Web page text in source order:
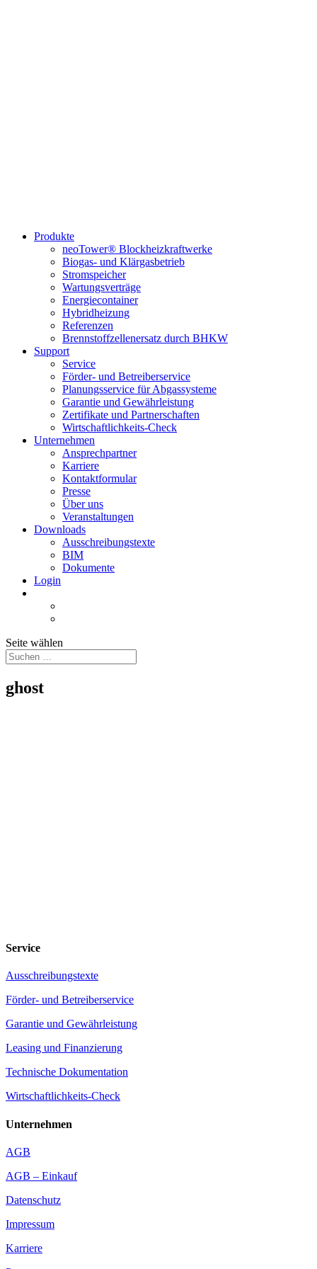
Produkte
neoTower® Blockheizkraftwerke
Biogas- und Klärgasbetrieb
Stromspeicher
Wartungsverträge
Energiecontainer
Hybridheizung
Referenzen
Brennstoffzellenersatz durch BHKW
Support
Service
Förder- und Betreiberservice
Planungsservice für Abgassysteme
Garantie und Gewährleistung
Zertifikate und Partnerschaften
Wirtschaftlichkeits-Check
Unternehmen
Ansprechpartner
Karriere
Kontaktformular
Presse
Über uns
Veranstaltungen
Downloads
Ausschreibungstexte
BIM
Dokumente
Login
Seite wählen
ghost
Service
Ausschreibungstexte
Förder- und Betreiberservice
Garantie und Gewährleistung
Leasing und Finanzierung
Technische Dokumentation
Wirtschaftlichkeits-Check
Unternehmen
AGB
AGB – Einkauf
Datenschutz
Impressum
Karriere